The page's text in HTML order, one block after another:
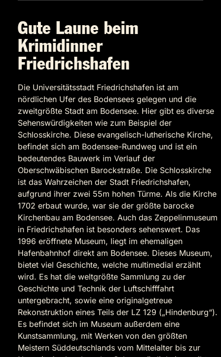
Gute Laune beim
Krimidinner
Friedrichshafen
Die Universitätsstadt Friedrichshafen ist am
nördlichen Ufer des Bodensees gelegen und die
zweitgrößte Stadt am Bodensee. Hier gibt es diverse
Sehenswürdigkeiten wie zum Beispiel der
Schlosskirche. Diese evangelisch-lutherische Kirche,
befindet sich am Bodensee-Rundweg und ist ein
bedeutendes Bauwerk im Verlauf der
Oberschwäbischen Barockstraße. Die Schlosskirche
ist das Wahrzeichen der Stadt Friedrichshafen,
aufgrund ihrer zwei 55m hohen Türme. Als die Kirche
1702 erbaut wurde, war sie der größte barocke
Kirchenbau am Bodensee. Auch das Zeppelinmuseum
in Friedrichshafen ist besonders sehenswert. Das
1996 eröffnete Museum, liegt im ehemaligen
Hafenbahnhof direkt am Bodensee. Dieses Museum,
bietet viel Geschichte, welche multimedial erzählt
wird. Es hat die weltgrößte Sammlung zu der
Geschichte und Technik der Luftschifffahrt
untergebracht, sowie eine originalgetreue
Rekonstruktion eines Teils der LZ 129 („Hindenburg“).
Es befindet sich im Museum außerdem eine
Kunstsammlung, mit Werken von den größten
Meistern Süddeutschlands vom Mittelalter bis zur